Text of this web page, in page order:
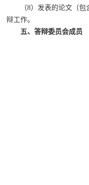
（8）发表的论文（包
辩工作。
五、答辩委员会成员